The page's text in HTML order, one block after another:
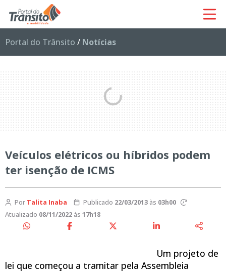
Portal do Trânsito / Notícias
Veículos elétricos ou híbridos podem
ter isenção de ICMS
Por Talita Inaba Publicado 22/03/2013às 03h00
Atualizado 08/11/2022 às 17h18
Um projeto de
lei que começou a tramitar pela Assembleia